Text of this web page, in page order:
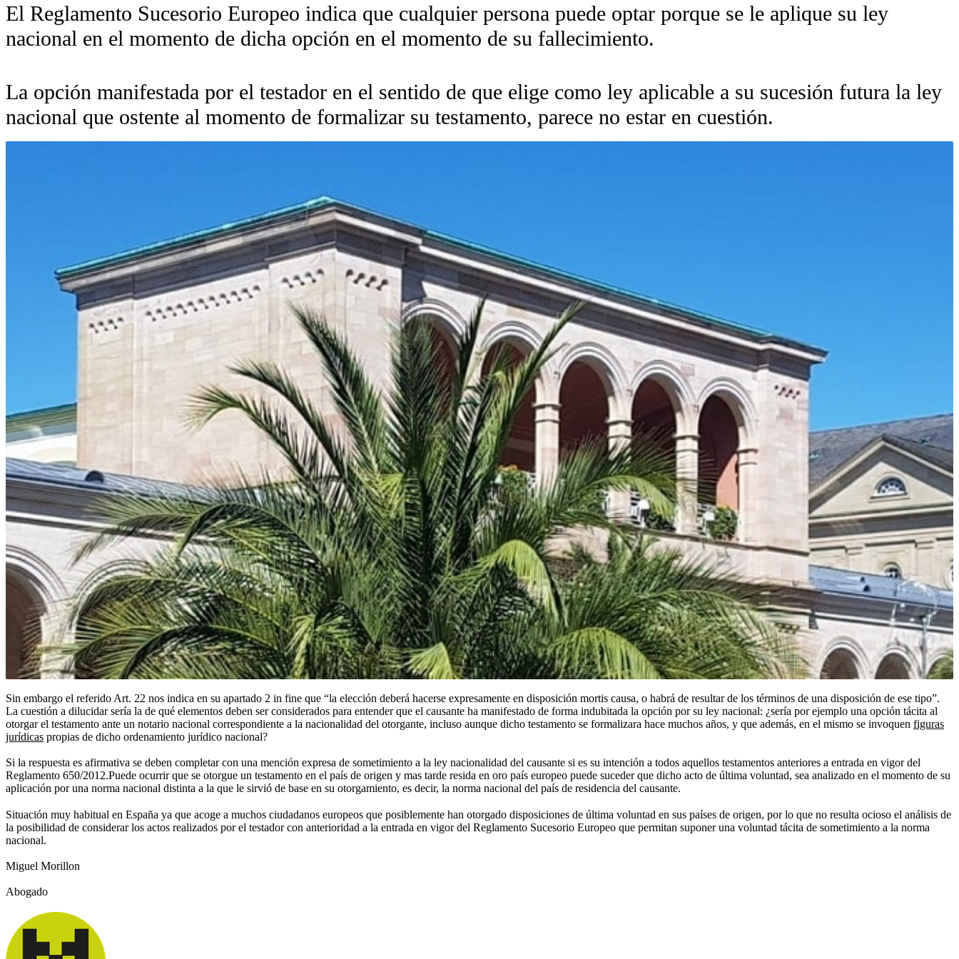
El Reglamento Sucesorio Europeo indica que cualquier persona puede optar porque se le aplique su ley
nacional en el momento de dicha opción en el momento de su fallecimiento.
La opción manifestada por el testador en el sentido de que elige como ley aplicable a su sucesión futura la ley
nacional que ostente al momento de formalizar su testamento, parece no estar en cuestión.
Sin embargo el referido Art. 22 nos indica en su apartado 2 in fine que “la elección deberá hacerse expresamente en disposición mortis causa, o habrá de resultar de los términos de una disposición de ese tipo”.
La cuestión a dilucidar sería la de qué elementos deben ser considerados para entender que el causante ha manifestado de forma indubitada la opción por su ley nacional: ¿sería por ejemplo una opción tácita al
otorgar el testamento ante un notario nacional correspondiente a la nacionalidad del otorgante, incluso aunque dicho testamento se formalizara hace muchos años, y que además, en el mismo se invoquen figuras
jurídicas propias de dicho ordenamiento jurídico nacional?
Si la respuesta es afirmativa se deben completar con una mención expresa de sometimiento a la ley nacionalidad del causante si es su intención a todos aquellos testamentos anteriores a entrada en vigor del
Reglamento 650/2012.Puede ocurrir que se otorgue un testamento en el país de origen y mas tarde resida en oro país europeo puede suceder que dicho acto de última voluntad, sea analizado en el momento de su
aplicación por una norma nacional distinta a la que le sirvió de base en su otorgamiento, es decir, la norma nacional del país de residencia del causante.
Situación muy habitual en España ya que acoge a muchos ciudadanos europeos que posiblemente han otorgado disposiciones de última voluntad en sus países de origen, por lo que no resulta ocioso el análisis de
la posibilidad de considerar los actos realizados por el testador con anterioridad a la entrada en vigor del Reglamento Sucesorio Europeo que permitan suponer una voluntad tácita de sometimiento a la norma
nacional.
Miguel Morillon
Abogado